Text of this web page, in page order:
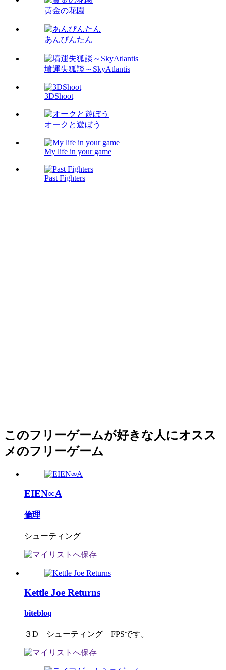
黄金の花園
あんぴんたん
墳運失狐談～SkyAtlantis
3DShoot
オークと遊ぼう
My life in your game
Past Fighters
このフリーゲームが好きな人にオスス
メのフリーゲーム
EIEN∞A
倫理
シューティング
Kettle Joe Returns
bitebloq
３D シューティング FPSです。